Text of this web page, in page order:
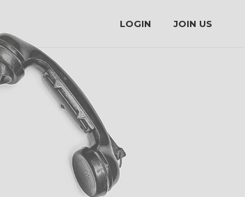
LOGIN JOIN US